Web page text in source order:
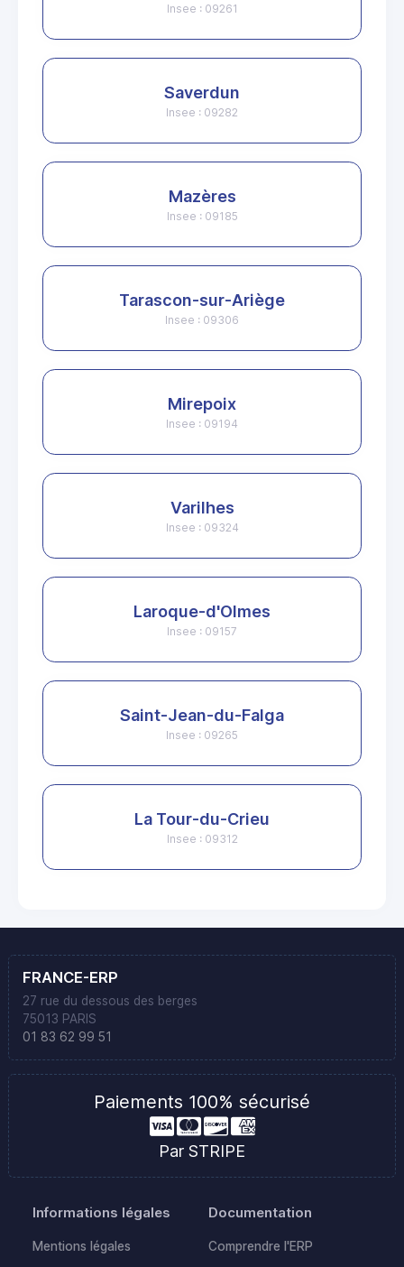
Insee : 09261
Saverdun
Insee : 09282
Mazères
Insee : 09185
Tarascon-sur-Ariège
Insee : 09306
Mirepoix
Insee : 09194
Varilhes
Insee : 09324
Laroque-d'Olmes
Insee : 09157
Saint-Jean-du-Falga
Insee : 09265
La Tour-du-Crieu
Insee : 09312
FRANCE-ERP
27 rue du dessous des berges
75013 PARIS
01 83 62 99 51
Paiements 100% sécurisé
Par STRIPE
Informations légales
Mentions légales
Documentation
Comprendre l'ERP